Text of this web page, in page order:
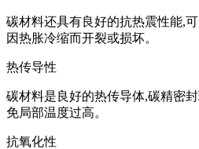
碳材料还具有良好的抗热震性能,
因热胀冷缩而开裂或损坏。
热传导性
碳材料是良好的热传导体,碳精密
免局部温度过高。
抗氧化性